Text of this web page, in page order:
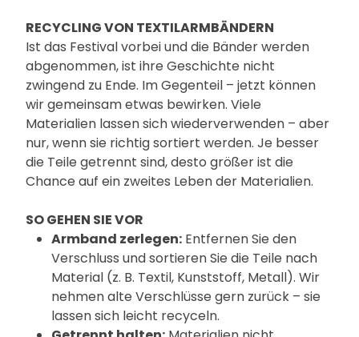
RECYCLING VON TEXTILARMBÄNDERN
Ist das Festival vorbei und die Bänder werden
abgenommen, ist ihre Geschichte nicht
zwingend zu Ende. Im Gegenteil – jetzt können
wir gemeinsam etwas bewirken. Viele
Materialien lassen sich wiederverwenden – aber
nur, wenn sie richtig sortiert werden. Je besser
die Teile getrennt sind, desto größer ist die
Chance auf ein zweites Leben der Materialien.
SO GEHEN SIE VOR
Armband zerlegen: Entfernen Sie den
Verschluss und sortieren Sie die Teile nach
Material (z. B. Textil, Kunststoff, Metall). Wir
nehmen alte Verschlüsse gern zurück – sie
lassen sich leicht recyceln.